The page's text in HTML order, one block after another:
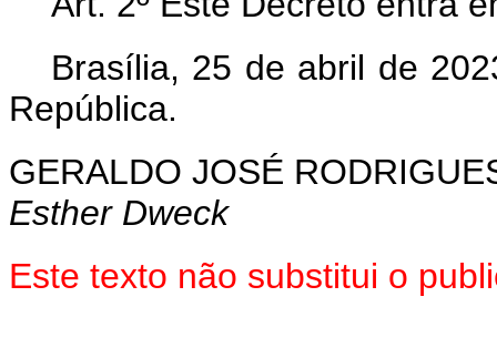
Brasília, 25 de abril de
República.
GERALDO JOSÉ
Esther Dweck
Este texto não substitui o